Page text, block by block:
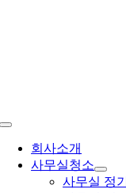
뛰
Toggle
Navigation회사소개
사무실청소
사무실 정